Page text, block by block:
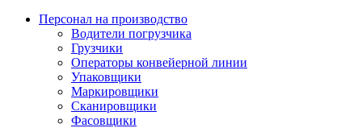
Персонал на производство
Водители погрузчика
Грузчики
Операторы конвейерной линии
Упаковщики
Маркировщики
Сканировщики
Фасовщики